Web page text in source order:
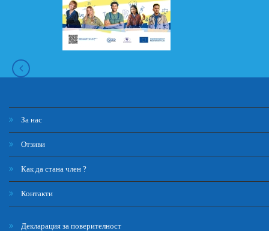
За нас
Отзиви
Как да стана член ?
Контакти
Декларация за поверителност